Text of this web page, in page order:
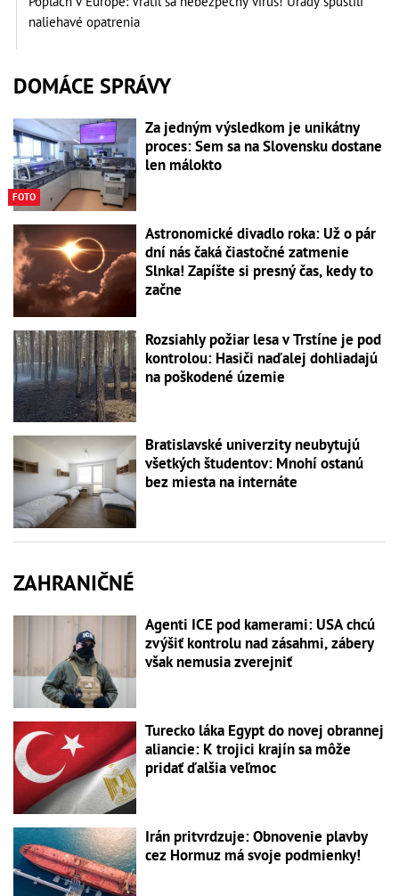
naliehavé opatrenia
DOMÁCE SPRÁVY
FOTO
Za jedným výsledkom je unikátny
proces: Sem sa na Slovensku dostane
len málokto
Astronomické divadlo roka: Už o pár
dní nás čaká čiastočné zatmenie
Slnka! Zapíšte si presný čas, kedy to
začne
Rozsiahly požiar lesa v Trstíne je pod
kontrolou: Hasiči naďalej dohliadajú
na poškodené územie
Bratislavské univerzity neubytujú
všetkých študentov: Mnohí ostanú
bez miesta na internáte
ZAHRANIČNÉ
Agenti ICE pod kamerami: USA chcú
zvýšiť kontrolu nad zásahmi, zábery
však nemusia zverejniť
Turecko láka Egypt do novej obrannej
aliancie: K trojici krajín sa môže
pridať ďalšia veľmoc
Irán pritvrdzuje: Obnovenie plavby
cez Hormuz má svoje podmienky!